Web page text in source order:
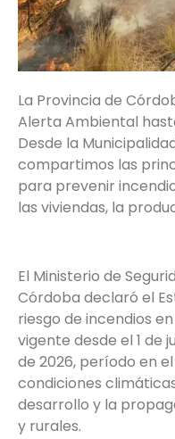
La Provincia de
Alerta Ambiental
Desde la
compartimos las
para prevenir
las viviendas, la
El Ministerio de
Córdoba declaró el
riesgo de incendios
vigente desde el 1 de
de 2026, período en
condiciones
desarrollo y la
y rurales.